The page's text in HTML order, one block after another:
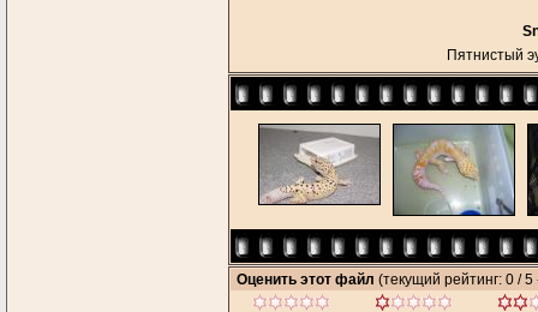
Пятнистый
Оценить этот файл (текущий рейтинг: 0 / 5